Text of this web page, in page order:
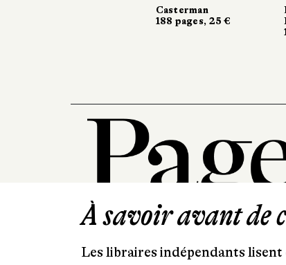
Casterman
188 pages, 25 €
La
128
La
128
À savoir avant de
Les libraires indépendants